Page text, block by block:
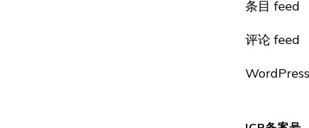
条目 feed
评论 feed